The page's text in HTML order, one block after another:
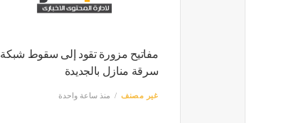
مفاتيح مزورة تقود إلى سقوط شبكة
سرقة منازل بالجديدة
غير مصنف منذ ساعة واحدة